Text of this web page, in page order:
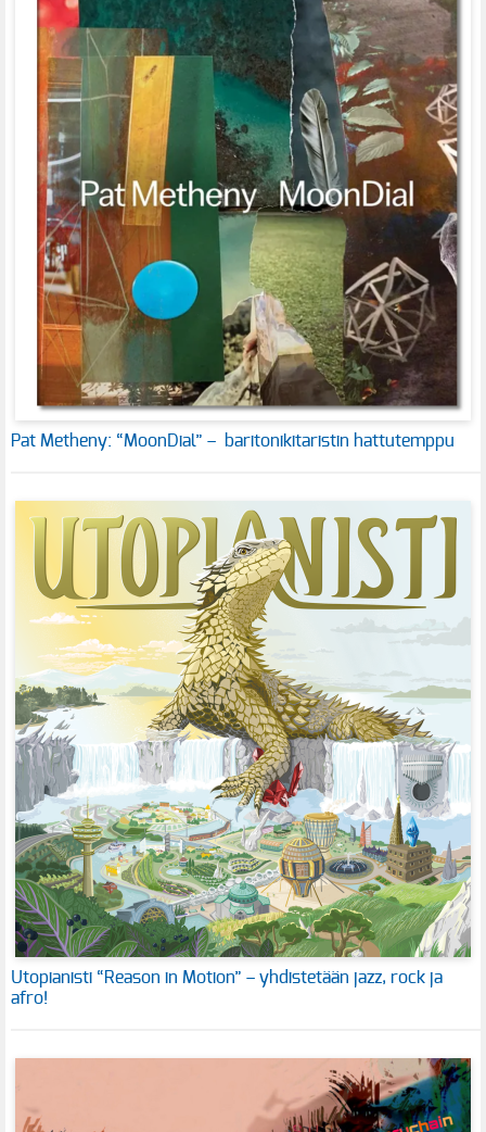
Pat Metheny: “MoonDial” – baritonikitaristin hattutemppu
Utopianisti “Reason in Motion” – yhdistetään jazz, rock ja
afro!